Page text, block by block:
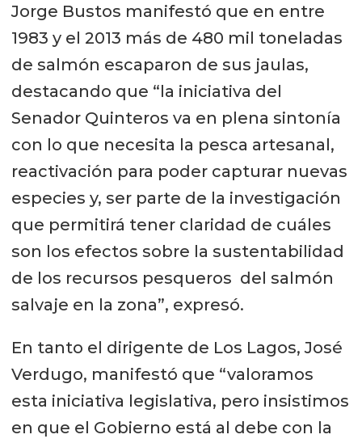
Jorge Bustos manifestó que en entre
1983 y el 2013 más de 480 mil toneladas
de salmón escaparon de sus jaulas,
destacando que “la iniciativa del
Senador Quinteros va en plena sintonía
con lo que necesita la pesca artesanal,
reactivación para poder capturar nuevas
especies y, ser parte de la investigación
que permitirá tener claridad de cuáles
son los efectos sobre la sustentabilidad
de los recursos pesqueros del salmón
salvaje en la zona”, expresó.
En tanto el dirigente de Los Lagos, José
Verdugo, manifestó que “valoramos
esta iniciativa legislativa, pero insistimos
en que el Gobierno está al debe con la